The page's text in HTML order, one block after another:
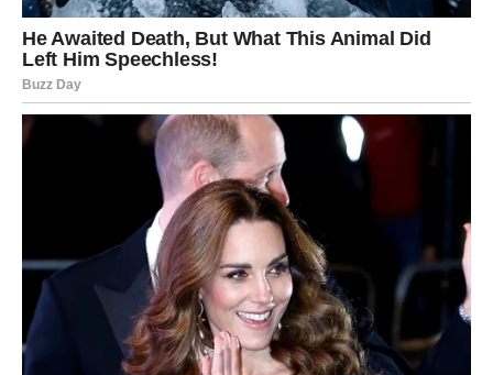
donosi lekciju granica, ali i nagradu: kada izaberete sebe,
dolazi ljubav koja vas ne guši, već vas širi.